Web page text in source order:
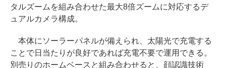
タルズームを組み合わせた最大8倍ズームに対応するデ
ュアルカメラ構成。
本体にソーラーパネルが備えられ、太陽光で充電する
ことで日当たりが良好であれば充電不要で運用できる。
別売りのホームベースと組み合わせると、顔認識技術